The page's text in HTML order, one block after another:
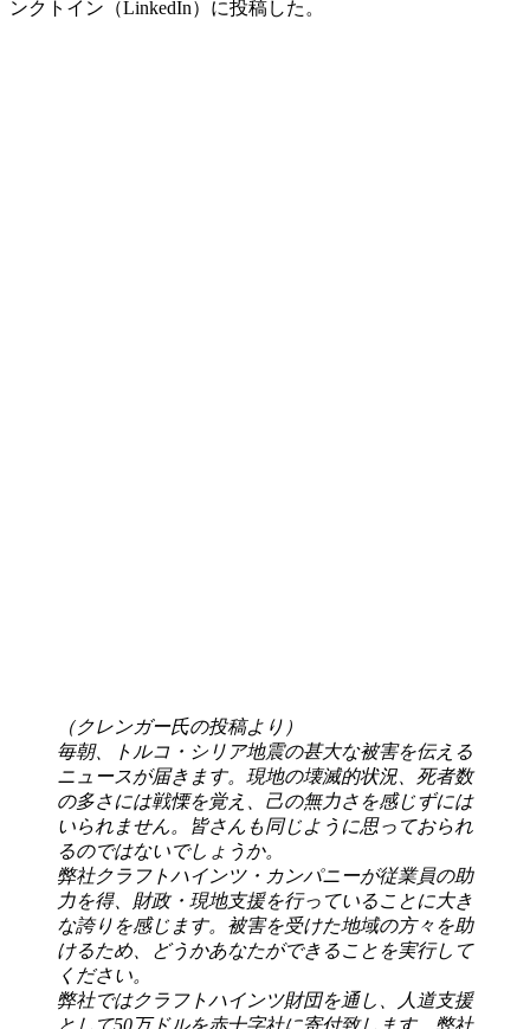
ンクトイン（LinkedIn）に投稿した。
（クレンガー氏の投稿より）
毎朝、トルコ・シリア地震の甚大な被害を伝える
ニュースが届きます。現地の壊滅的状況、死者数
の多さには戦慄を覚え、己の無力さを感じずには
いられません。皆さんも同じように思っておられ
るのではないでしょうか。
弊社クラフトハインツ・カンパニーが従業員の助
力を得、財政・現地支援を行っていることに大き
な誇りを感じます。被害を受けた地域の方々を助
けるため、どうかあなたができることを実行して
ください。
弊社ではクラフトハインツ財団を通し、人道支援